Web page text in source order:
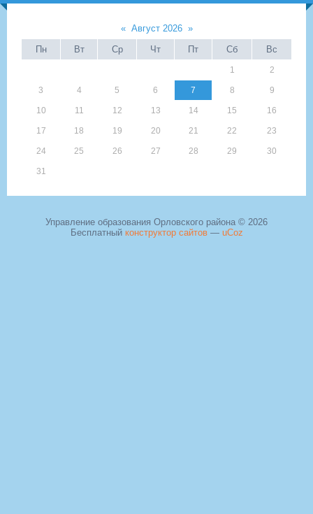
« Август 2026 »
Пн
Вт Ср Чт Пт Сб Вс
1 2
3 4 5 6 7 8 9
10 11 12 13 14 15 16
17 18 19 20 21 22 23
24 25 26 27 28 29 30
31
Управление образования Орловского района © 2026
Бесплатный конструктор сайтов— uCoz